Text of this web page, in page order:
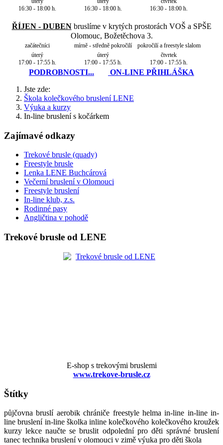
16:30 - 18:00 h.
16:30 - 18:00 h.
16:30 - 18:00 h.
ŘÍJEN - DUBENbruslíme v krytých prostorách VOŠ a SPŠE
Olomouc, Božetěchova 3.
začátečníci mírně - středně pokročilí
pokročilí a freestyle slalom
úterý
17:00 - 17:55 h.
úterý
17:00 - 17:55 h.
čtvrtek
17:00 - 17:55 h.
PODROBNOSTI...
ON-LINE PŘIHLÁŠKA
Jste zde:
Škola kolečkového bruslení LENE
Výuka a kurzy
In-line bruslení s kočárkem
Zajímavé odkazy
Trekové brusle (quady)
Freestyle brusle
Lenka LENE Buchcárová
Večerní bruslení v Olomouci
Freestyle bruslení
In-line klub, z.s.
Rodinné pasy
Angličtina v pohodě
Trekové brusle od LENE
E-shop s trekovými bruslemi
www.trekove-brusle.cz
Štítky
půjčovna bruslí aerobik chrániče freestyle helma in-line in-line in-
line bruslení in-line školka inline kolečkového kolečkového kroužek
kurzy lekce naučte se bruslit odpolední pro děti správné bruslení
tanec technika bruslení v olomouci v zimě výuka pro děti škola